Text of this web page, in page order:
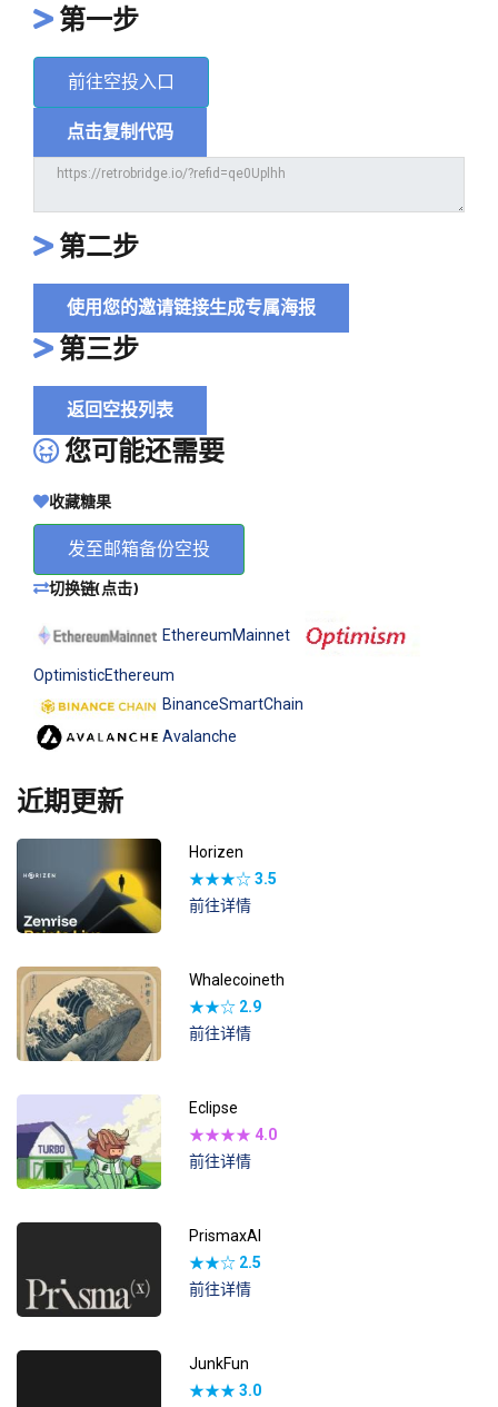
第一步
前往空投入口
点击复制代码
第二步
使用您的邀请链接生成专属海报
第三步
返回空投列表
您可能还需要
收藏糖果
发至邮箱备份空投
切换链(点击)
EthereumMainnet
OptimisticEthereum
BinanceSmartChain
Avalanche
近期更新
Horizen
★★★☆3.5
前往详情
Whalecoineth
★★☆ 2.9
前往详情
Eclipse
★★★★ 4.0
前往详情
PrismaxAI
★★☆ 2.5
前往详情
JunkFun
★★★3.0